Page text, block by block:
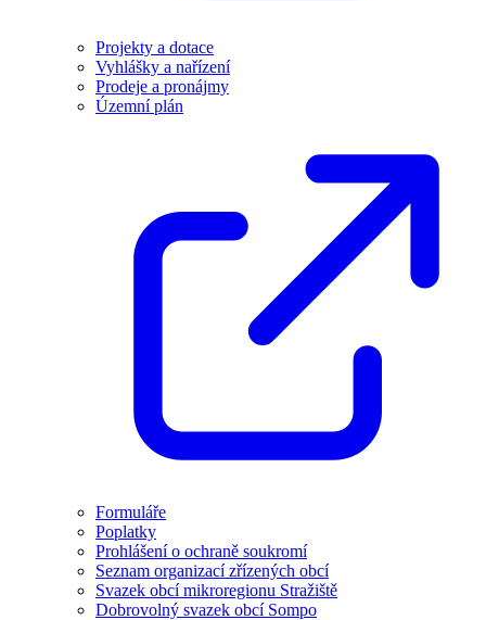
Projekty a dotace
Vyhlášky a nařízení
Prodeje a pronájmy
Územní plán
Formuláře
Poplatky
Prohlášení o ochraně soukromí
Seznam organizací zřízených obcí
Svazek obcí mikroregionu Stražiště
Dobrovolný svazek obcí Sompo